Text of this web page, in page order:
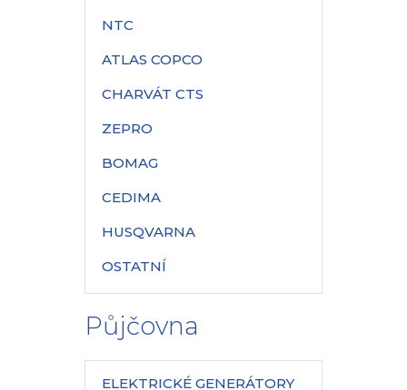
NTC
ATLAS COPCO
CHARVÁT CTS
ZEPRO
BOMAG
CEDIMA
HUSQVARNA
OSTATNÍ
Půjčovna
ELEKTRICKÉ GENERÁTORY